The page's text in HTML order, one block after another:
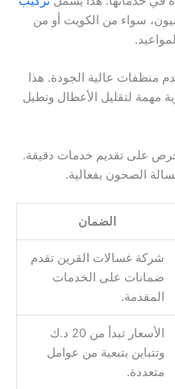
سواء من الكويت أو من
منظفات عالية الجودة. هذا
مهمة لتقليل الأعطال وتطيل
على تقديم خدمات دقيقة.
الصحون بفعالية.
الضمان
شركة غسالات القرين تقدم
ضمانات على الخدمات
المقدمة.
الأسعار تبدأ من 20 د.ك
وتتباين بتبعية من عوامل
متعددة.